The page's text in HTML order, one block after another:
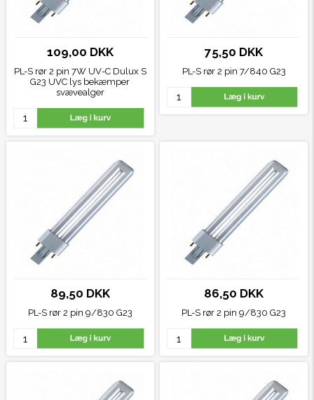
109,00 DKK
PL-S rør 2 pin 7W UV-C Dulux S
G23 UVC lys bekæmper
svævealger
75,50 DKK
PL-S rør 2 pin 7/840 G23
89,50 DKK
PL-S rør 2 pin 9/830 G23
86,50 DKK
PL-S rør 2 pin 9/830G23